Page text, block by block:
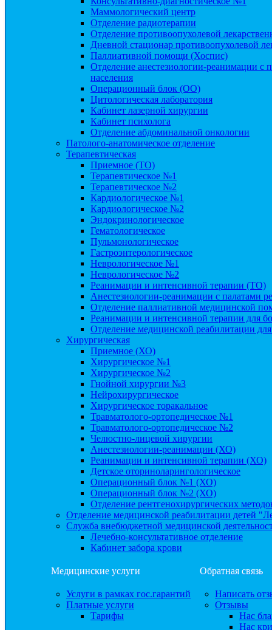
Маммологический центр
Отделение радиотерапии
Отделение противоопухолевой
Дневной стационар противоопухолевой
Паллиативной помощи (Хоспис)
Отделение анестезиологии-реанимации с
населения
Операционный блок (ОО)
Цитологическая лаборатория
Кабинет лазерной хирургии
Кабинет психолога
Отделение абдоминальной онкологии
Патолого-анатомическое отделение
Терапевтическая
Приемное (ТО)
Терапевтическое №1
Терапевтическое №2
Кардиологическое №1
Кардиологическое №2
Эндокринологическое
Гематологическое
Пульмонологическое
Гастроэнтерологическое
Неврологическое №1
Неврологическое №2
Реанимации и интенсивной терапии (ТО)
Анестезиологии-реанимации с палатами
Отделение паллиативной медицинской
Реанимации и интенсивной терапии для
Отделение медицинской реабилитации
Хирургическая
Приемное (ХО)
Хирургическое №1
Хирургическое №2
Гнойной хирургии №3
Нейрохирургическое
Хирургическое торакальное
Травматолого-ортопедическое №1
Травматолого-ортопедическое №2
Челюстно-лицевой хирургии
Анестезиологии-реанимации (ХО)
Реанимации и интенсивной терапии (ХО)
Детское оториноларингологическое
Операционный блок №1 (ХО)
Операционный блок №2 (ХО)
Отделение рентгенохирургических
Отделение медицинской реабилитации детей
Служба внебюджетной медицинской
Лечебно-консультативное отделение
Кабинет забора крови
Медицинские услуги
Услуги в рамках гос.гарантий
Платные услуги
Тарифы
Обратная связь
Написать
Отзывы
Нас
Нас